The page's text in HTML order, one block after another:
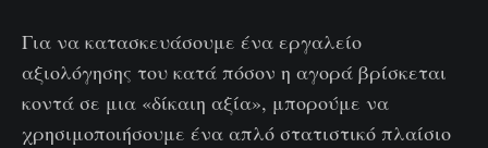
Για να κατασκευάσουμε ένα εργαλείο
αξιολόγησης του κατά πόσον η αγορά βρίσκεται
κοντά σε μια «δίκαιη αξία», μπορούμε να
χρησιμοποιήσουμε ένα απλό στατιστικό πλαίσιο